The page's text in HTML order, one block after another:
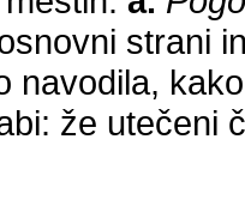
strani
navodila,
že utečeni